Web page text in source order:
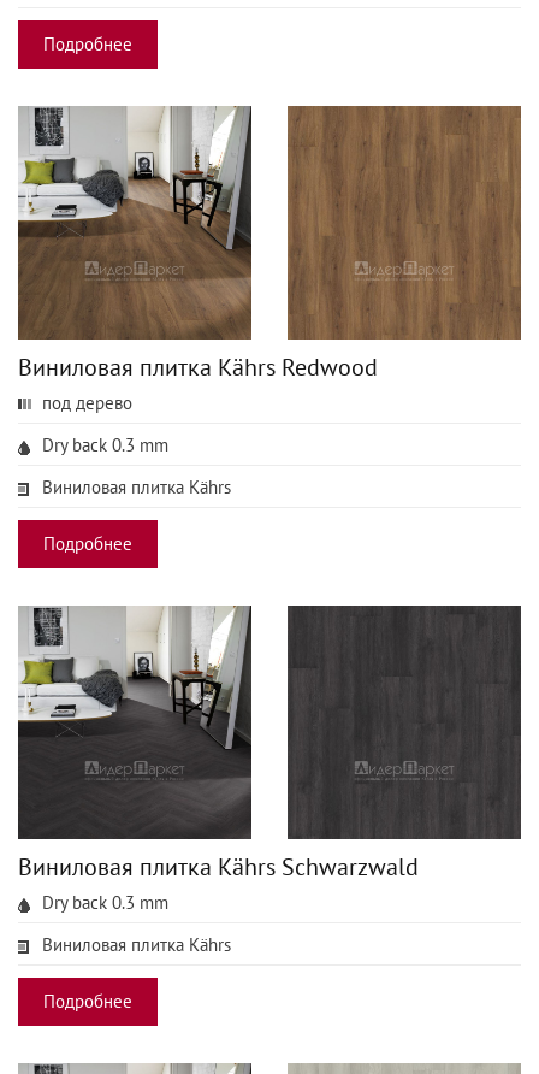
Подробнее
Виниловая плитка Kährs Redwood
под дерево
Dry back 0.3 mm
Виниловая плитка Kährs
Подробнее
Виниловая плитка Kährs Schwarzwald
Dry back 0.3 mm
Виниловая плитка Kährs
Подробнее